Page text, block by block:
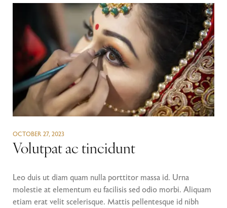
OCTOBER 27, 2023
Volutpat ac tincidunt
Leo duis ut diam quam nulla porttitor massa id. Urna
molestie at elementum eu facilisis sed odio morbi. Aliquam
etiam erat velit scelerisque. Mattis pellentesque id nibh